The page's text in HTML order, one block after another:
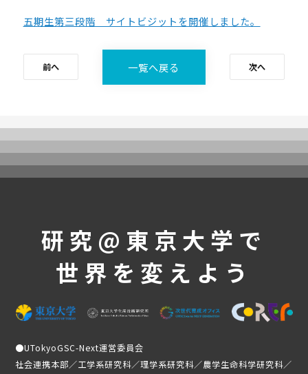
体験コース
よくあるご質問
これまでの活動・成果
講義映像
実績と成果
受講生の声
五期生第三段階 サイトビジットを開催しました。
前へ 一覧へ戻る 次へ
研究@東京大学で
世界を変えよう
●UTokyoGSC-Next運営委員会
社会連携本部／工学系研究科／理学系研究科／農学生命科学研究科／